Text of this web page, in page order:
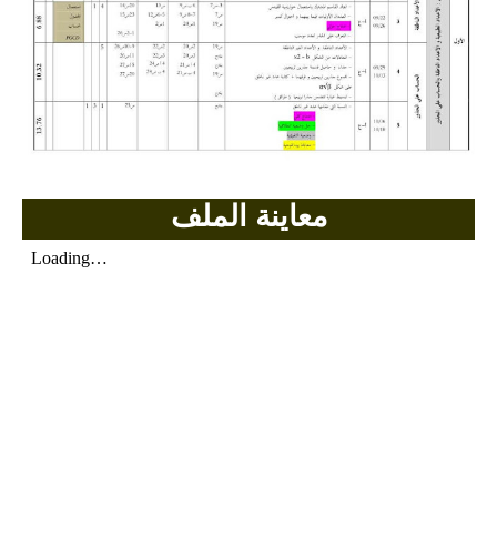
شهادة التعليم المتوسط
بنك الفروض و الاختبارات
بنك التوزيعات الشهرية
معاينة الملف